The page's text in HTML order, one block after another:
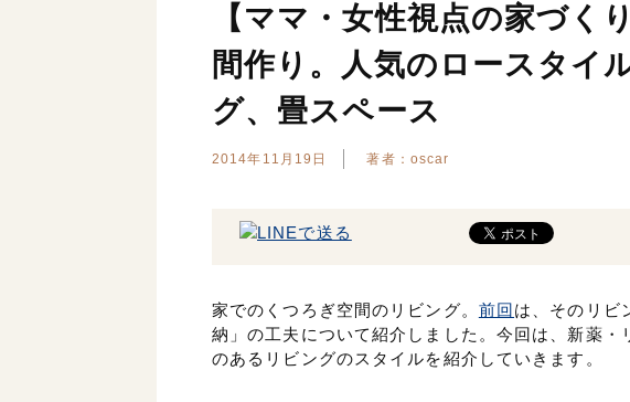
【ママ・女性視点の家づく
間作り。人気のロースタイ
グ、畳スペース
2014年11月19日 著者：oscar
家でのくつろぎ空間のリビング。 前回は、そのリビ
納」の工夫について紹介しました。今回は、新薬
のあるリビングのスタイルを紹介していきます。